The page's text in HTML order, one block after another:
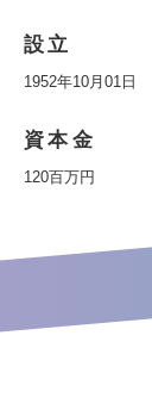
設立
1952年10月01日
資本金
120百万円